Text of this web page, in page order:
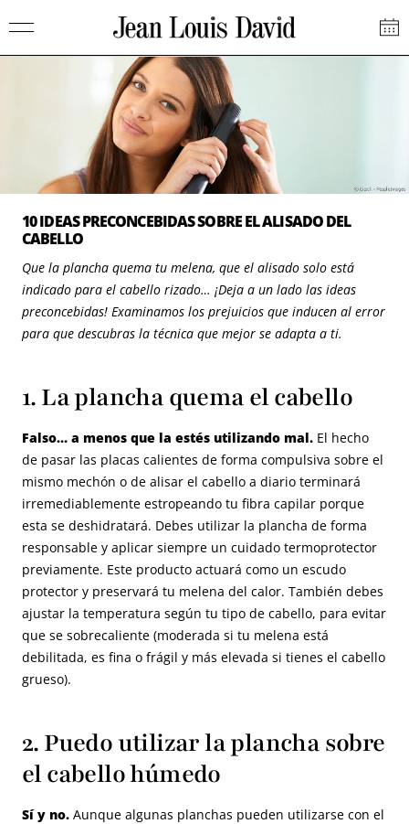
al
contenido
Jean
David
10 IDEAS PRECONCEBIDAS SOBRE EL ALISADO DEL
CABELLO
Que la plancha quema tu melena, que el alisado solo está
indicado para el cabello rizado… ¡Deja a un lado las ideas
preconcebidas! Examinamos los prejuicios que inducen al error
para que descubras la técnica que mejor se adapta a ti.
1. La plancha quema el cabello
Falso… a menos que la estés utilizando mal. El hecho
de pasar las placas calientes de forma compulsiva sobre el
mismo mechón o de alisar el cabello a diario terminará
irremediablemente estropeando tu fibra capilar porque
esta se deshidratará. Debes utilizar la plancha de forma
responsable y aplicar siempre un cuidado termoprotector
previamente. Este producto actuará como un escudo
protector y preservará tu melena del calor. También debes
ajustar la temperatura según tu tipo de cabello, para evitar
que se sobrecaliente (moderada si tu melena está
debilitada, es fina o frágil y más elevada si tienes el cabello
grueso).
2. Puedo utilizar la plancha sobre
el cabello húmedo
Sí y no. Aunque algunas planchas pueden utilizarse con el